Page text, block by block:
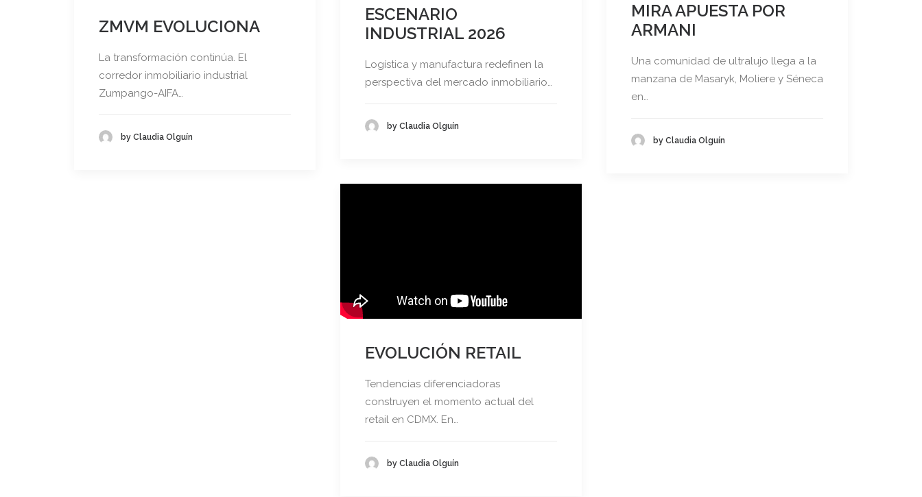
MIRA APUESTA POR
ARMANI
Una comunidad de ultralujo llega a la
manzana de Masaryk, Moliere y Séneca
en…
by Claudia Olguín
ESCENARIO
INDUSTRIAL 2026
Logística y manufactura redefinen la
perspectiva del mercado inmobiliario…
by Claudia Olguín
ZMVM EVOLUCIONA
La transformación continúa. El
corredor inmobiliario industrial
Zumpango-AIFA…
by Claudia Olguín
EVOLUCIÓN RETAIL
Tendencias diferenciadoras
construyen el momento actual del
retail en CDMX. En…
by Claudia Olguín